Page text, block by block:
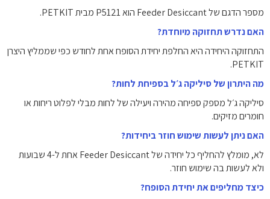
מספר הדגם של Feeder Desiccant הוא P5121 מבית PETKIT.
האם נדרש תחזוקה מיוחדת?
התחזוקה היחידה היא החלפת יחידת הסופח אחת לחודש כפי שממליץ היצרן
PETKIT.
מה היתרון של סיליקה ג׳ל בספיחת לחות?
סיליקה ג׳ל מספק ספיחה מהירה ויעילה של לחות מבלי לפלוט ריחות או
חומרים מזיקים.
האם ניתן לעשות שימוש חוזר ביחידות?
לא, מומלץ להחליף כל יחידה של Feeder Desiccant אחת ל-4 שבועות
ולא לעשות בה שימוש חוזר.
כיצד מחליפים את יחידת הסופח?